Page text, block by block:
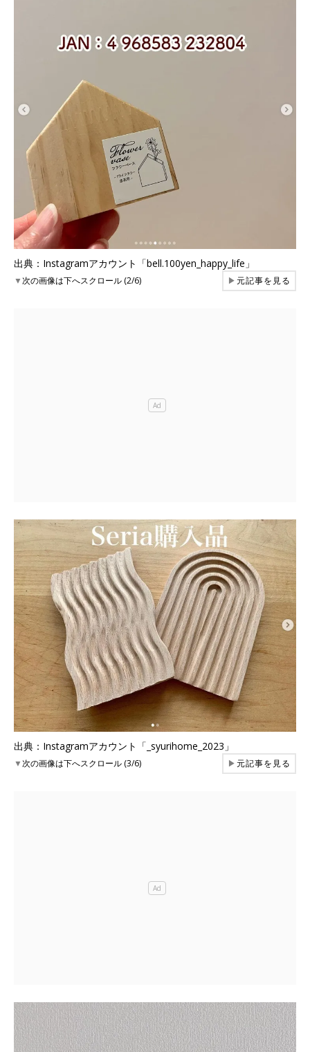
出典：Instagramアカウント「bell.100yen_happy_life」
▼次の画像は下へスクロール (2/6) ▶元記事を見る
出典：Instagramアカウント「_syurihome_2023」
▼次の画像は下へスクロール (3/6) ▶元記事を見る